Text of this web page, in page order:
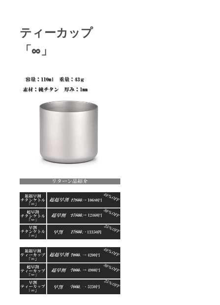
ティーカップ
「∞」